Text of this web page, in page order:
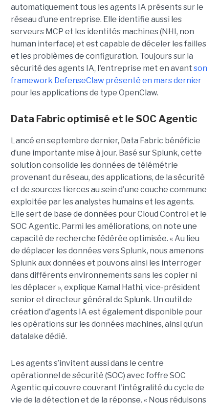
automatiquement tous les agents IA présents sur le
réseau d’une entreprise. Elle identifie aussi les
serveurs MCP et les identités machines (NHI, non
human interface) et est capable de déceler les failles
et les problèmes de configuration. Toujours sur la
sécurité des agents IA, l'entreprise met en avant son
framework DefenseClaw présenté en mars dernier
pour les applications de type OpenClaw.
Data Fabric optimisé et le SOC Agentic
Lancé en septembre dernier, Data Fabric bénéficie
d’une importante mise à jour. Basé sur Splunk, cette
solution consolide les données de télémétrie
provenant du réseau, des applications, de la sécurité
et de sources tierces au sein d'une couche commune
exploitée par les analystes humains et les agents.
Elle sert de base de données pour Cloud Control et le
SOC Agentic. Parmi les améliorations, on note une
capacité de recherche fédérée optimisée. « Au lieu
de déplacer les données vers Splunk, nous amenons
Splunk aux données et pouvons ainsi les interroger
dans différents environnements sans les copier ni
les déplacer », explique Kamal Hathi, vice-président
senior et directeur général de Splunk. Un outil de
création d'agents IA est également disponible pour
les opérations sur les données machines, ainsi qu’un
datalake dédié.
Les agents s’invitent aussi dans le centre
opérationnel de sécurité (SOC) avec l’offre SOC
Agentic qui couvre couvrant l'intégralité du cycle de
vie de la détection et de la réponse. « Nous réduisons